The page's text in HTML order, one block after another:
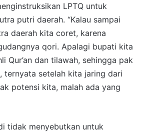
LPTQ untuk
putri daerah. “Kalau sampai
daerah kita coret, karena
qori. Apalagi bupati kita
Qur’an dan tilawah, sehingga pak
ternyata setelah kita jaring dari
potensi kita, malah ada yang
tidak menyebutkan untuk